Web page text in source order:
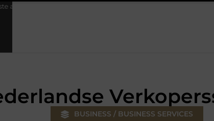
jouw klus
BUSINESS / BUSINESS SERVICES